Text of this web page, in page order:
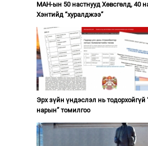
МАН-ын 50 настнууд Хөвсгөлд, 40
Хэнтийд “хуралджээ”
Эрх зүйн үндэслэл нь тодорхойгүй
нарын” томилгоо